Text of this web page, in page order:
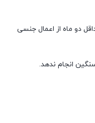
دو ماه از اعمال جنسی
انجام ندهد.